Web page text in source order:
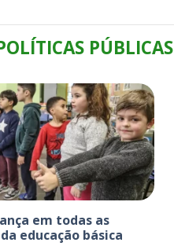
PÚBLICAS
em todas as
educação básica